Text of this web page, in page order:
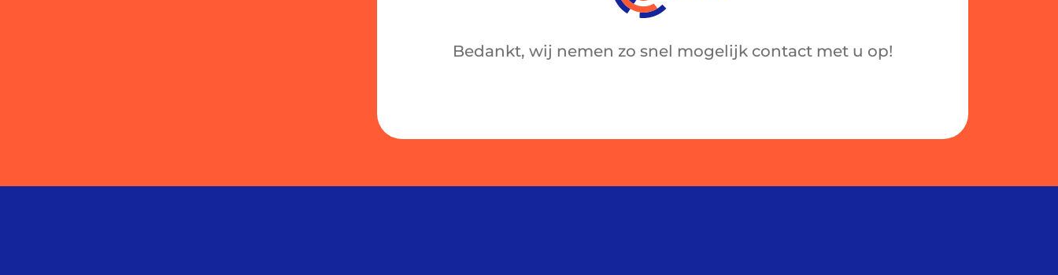
Bedankt, wij nemen zo snel mogelijk contact met u op!